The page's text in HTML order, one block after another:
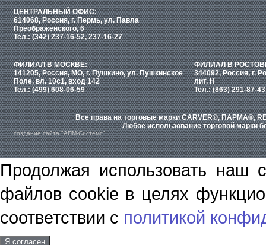
ЦЕНТРАЛЬНЫЙ ОФИС:
614068, Россия, г. Пермь, ул. Павла
Преображенского, 6
Тел.: (342) 237-16-52, 237-16-27
ФИЛИАЛ В МОСКВЕ:
141205, Россия, МО, г. Пушкино, ул. Пушкинское
Поле, вл. 10с1, вход 142
Тел.: (499) 608-06-59
ФИЛИАЛ В
344092, Россия, г.
лит. Н
Тел.: (863) 291-87-43
Все права на торговые марки CARVER®, ПАРМА®,
Любое использование торговой марки
создание сайта "АПМ-Системс"
Продолжая использовать наш
файлов cookie в целях
соответствии с политикой
Я согласен